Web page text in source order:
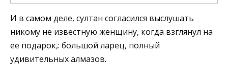
И в самом деле, султан согласился выслушать
никому не известную женщину, когда взглянул на
ее подарок,: большой ларец, полный
удивительных алмазов.